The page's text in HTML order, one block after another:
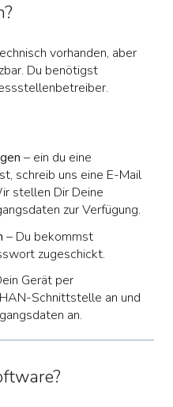
vorhanden, aber
Du benötigst
– ein du eine
schreib uns eine E-Mail
stellen Dir Deine
zur Verfügung.
– Du bekommst
zugeschickt.
Gerät per
Schnittstelle an und
an.